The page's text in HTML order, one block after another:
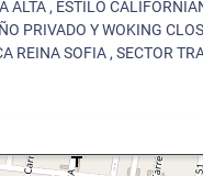
, ESTILO
PRIVADO Y WOKING
REINA SOFIA , SECTOR